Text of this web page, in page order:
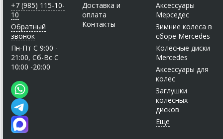
+7 (985) 115-10-
10
Обратный
звонок
Пн-Пт C 9:00 -
21:00, Сб-Вс С
10:00 -20:00
Доставка и
оплата
Контакты
Аксессуары
Мерседес
Зимние колеса в
сборе Mercedes
Колесные диски
Mercedes
Аксессуары для
колес
Заглушки
колесных
дисков